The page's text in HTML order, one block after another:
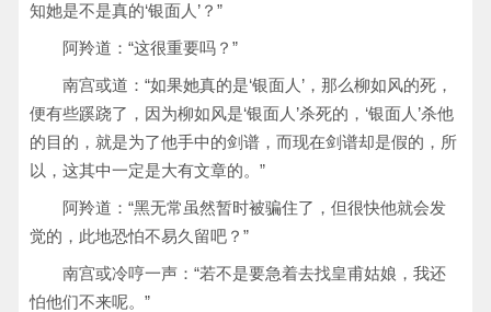
知她是不是真的‘银面人’？”
阿羚道：“这很重要吗？”
南宫或道：“如果她真的是‘银面人’，那么柳如风的死，
便有些蹊跷了，因为柳如风是‘银面人’杀死的，‘银面人’杀他
的目的，就是为了他手中的剑谱，而现在剑谱却是假的，所
以，这其中一定是大有文章的。”
阿羚道：“黑无常虽然暂时被骗住了，但很快他就会发
觉的，此地恐怕不易久留吧？”
南宫或冷哼一声：“若不是要急着去找皇甫姑娘，我还
怕他们不来呢。”